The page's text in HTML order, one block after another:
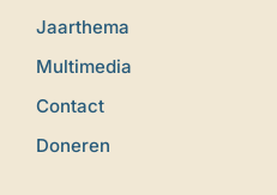
Jaarthema
Multimedia
Contact
Doneren